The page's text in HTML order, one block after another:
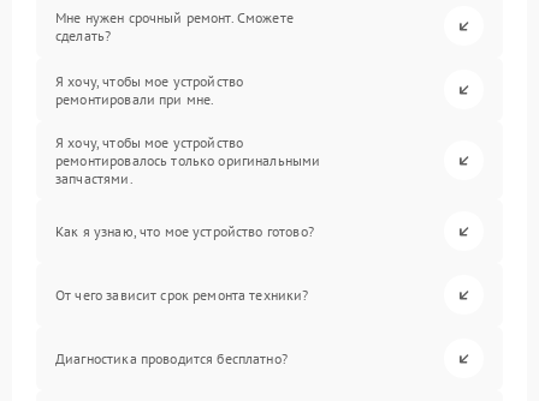
Мне нужен срочный ремонт. Сможете
сделать?
Я хочу, чтобы мое устройство
ремонтировали при мне.
Я хочу, чтобы мое устройство
ремонтировалось только оригинальными
запчастями.
Как я узнаю, что мое устройство готово?
От чего зависит срок ремонта техники?
Диагностика проводится бесплатно?